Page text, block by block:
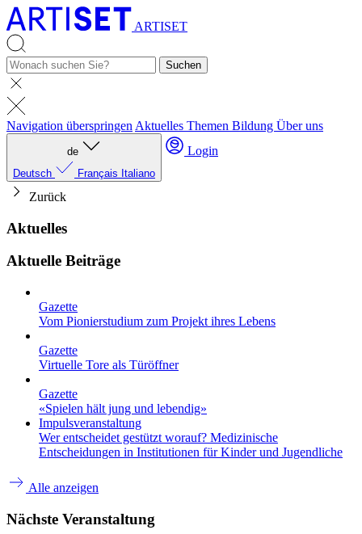
ARTISET
Suchen
Navigation überspringen Aktuelles Themen Bildung Über uns
de
Deutsch
Français Italiano
Login
Zurück
Aktuelles
Aktuelle Beiträge
Gazette
Vom Pionierstudium zum Projekt ihres Lebens
Gazette
Virtuelle Tore als Türöffner
Gazette
«Spielen hält jung und lebendig»
Impulsveranstaltung
Wer entscheidet gestützt worauf? Medizinische
Entscheidungen in Institutionen für Kinder und Jugendliche
Alle anzeigen
Nächste Veranstaltung